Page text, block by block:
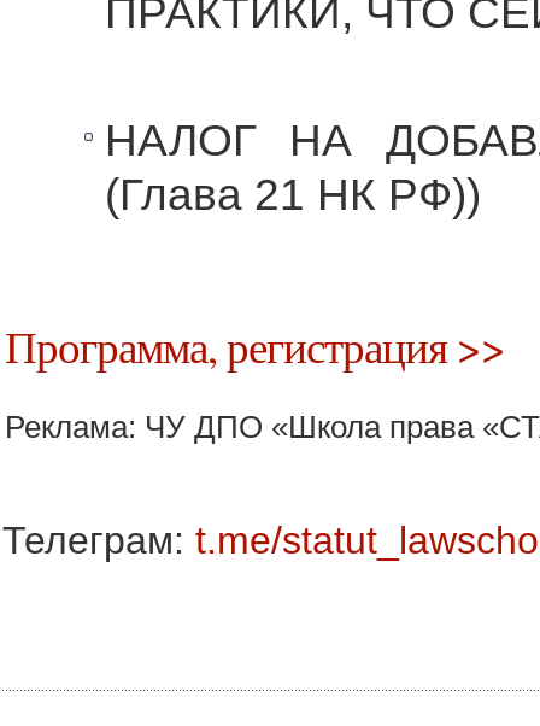
ПРАКТИКИ, ЧТО
НАЛОГ НА
(Глава 21 НК РФ))
Программа, регистрация >>
Реклама: ЧУ ДПО «Школа права
Телеграм: t.me/